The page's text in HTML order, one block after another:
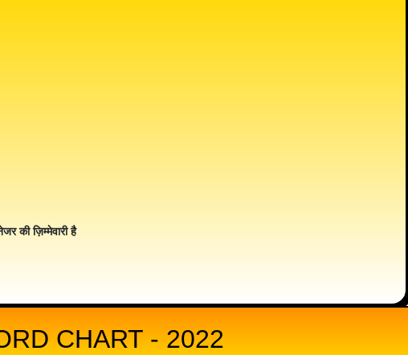
की ज़िम्मेवारी है
CHART - 2022